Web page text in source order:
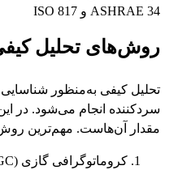
ASHRAE 34 و ISO 817
روش‌های تحلیل
تحلیل کیفی به‌منظور
سردکننده انجام می‌شود. در
مقدار آن‌هاست. مهم‌ترین
کروماتوگرافی گازی (GC)